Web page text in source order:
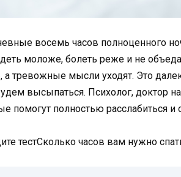
восемь часов полноценного
моложе, болеть реже и не
а тревожные мысли уходят. Это
высыпаться. Психолог, доктор
помогут полностью расслабиться и
тестСколько часов вам нужно